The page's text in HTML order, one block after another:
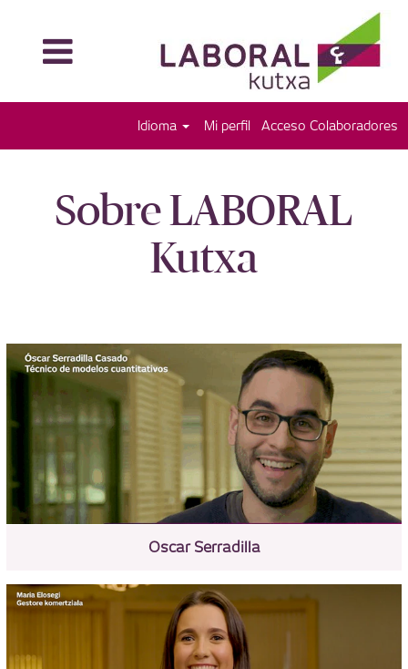
Idioma Mi perfil Acceso Colaboradores
Sobre LABORAL
Kutxa
Oscar Serradilla